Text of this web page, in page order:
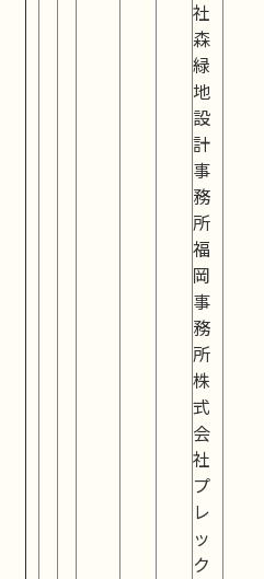
社
森
緑
地
設
計
事
務
所
福
岡
事
務
所
株
式
会
社
プ
レ
ッ
ク